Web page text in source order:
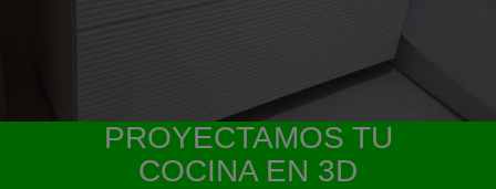
PROYECTAMOS TU
COCINA EN 3D